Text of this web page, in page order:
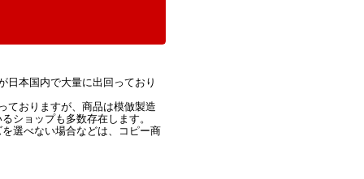
日本国内で大量に出回っており
ておりますが、商品は模倣製造
ショップも多数存在します。
選べない場合などは、コピー商